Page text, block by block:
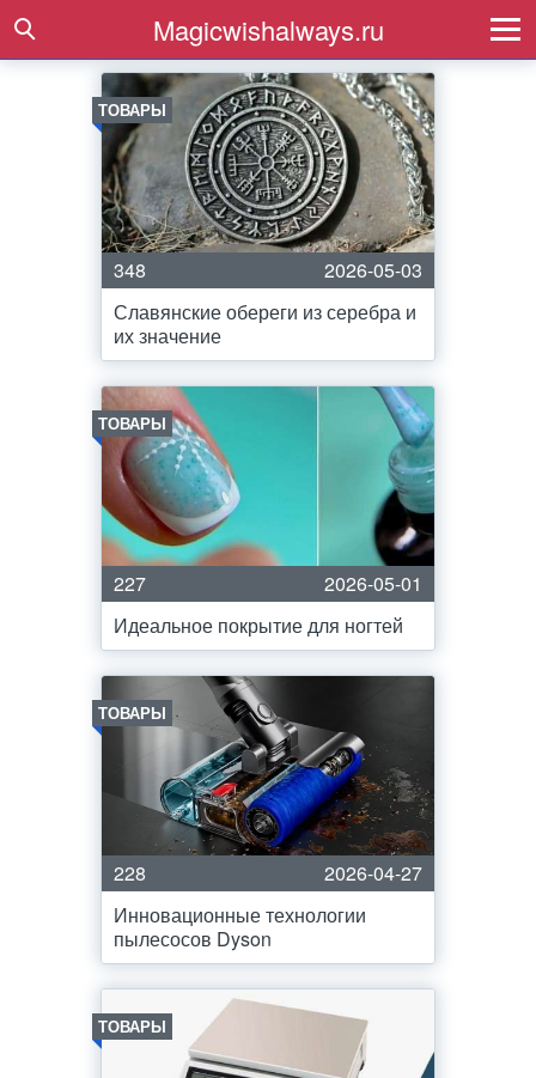
Magicwishalways.ru
ТОВАРЫ
348
2026-05-03
Славянские обереги из серебра и
их значение
ТОВАРЫ
227
2026-05-01
Идеальное покрытие для ногтей
ТОВАРЫ
228
2026-04-27
Инновационные технологии
пылесосов Dyson
ТОВАРЫ